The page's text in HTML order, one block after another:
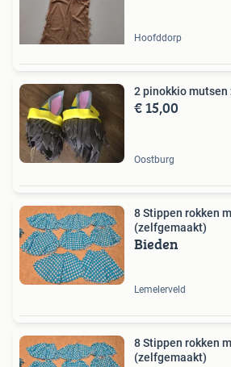
Hoofddorp
2 pinokkio
€ 15,00
Oostburg
8 Stippen rokken
(zelfgemaakt)
Bieden
Lemelerveld
8 Stippen rokken
(zelfgemaakt)